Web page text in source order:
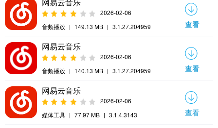
2026-02-06
音频播放 | 149.13 MB | 3.1.27.204959 查看
网易云音乐
2026-02-06
音频播放 | 140.13 MB | 3.1.27.204959 查看
网易云音乐
2026-02-06
媒体工具 | 77.97 MB | 3.1.4.3143 查看